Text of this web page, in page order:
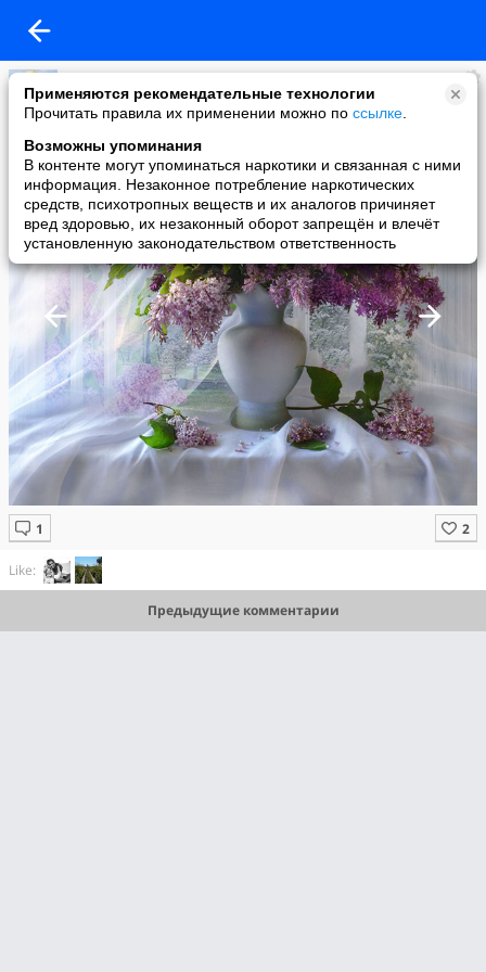
Применяются рекомендательные технологии
Прочитать правила их применении можно по ссылке
Возможны упоминания
В контенте могут упоминаться наркотики и связанная с ними
информация. Незаконное потребление наркотических
средств, психотропных веществ и их аналогов причиняет
вред здоровью, их незаконный оборот запрещён и влечёт
установленную законодательством ответственность
Лариса Росс
added a photo
02 Apr в 02:38
Like:
Предыдущие комментарии